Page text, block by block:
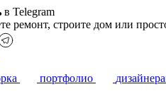
в Telegram
ремонт, строите дом или
портфолио